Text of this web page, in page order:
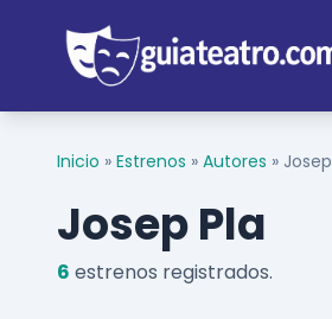
Inicio » Estrenos » Autores »
Josep Pla
6 estrenos registrados.